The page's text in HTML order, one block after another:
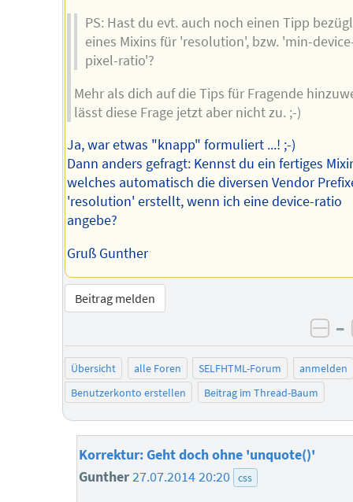
PS: Hast du evt. auch noch einen Tipp
eines Mixins für 'resolution', bzw. 'min-
pixel-ratio'?
Mehr als dich auf die Tips für Fragende
lässt diese Frage jetzt aber nicht zu. ;-)
Ja, war etwas "knapp" formuliert ...! ;-)
Dann anders gefragt: Kennst du ein fertiges
welches automatisch die diversen Vendor
'resolution' erstellt, wenn ich eine device-ratio
angebe?
Gruß Gunther
Beitrag melden
–
Übersicht alle Foren SELFHTML-Forum
anmelden
Benutzerkonto erstellen
Beitrag im Thread-Baum
Korrektur: Geht doch ohne 'unquote()'
Gunther27.07.2014 20:20 css